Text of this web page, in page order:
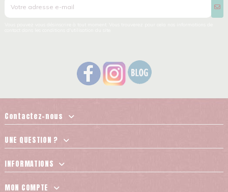
Contactez-nous
UNE QUESTION ?
INFORMATIONS
MON COMPTE